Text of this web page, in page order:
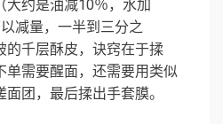
大约是油减10％，水加
减量，一半到三分之
的千层酥皮，诀窍在于揉
单需要醒面，还需要用类似
团，最后揉出手套膜。